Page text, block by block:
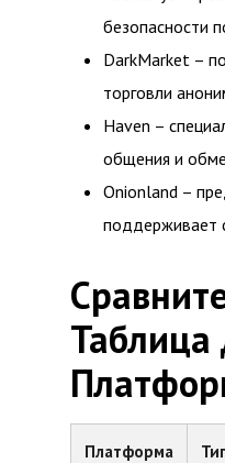
безопасности
DarkMarket –
торговли
Haven –
общения и
Onionland –
поддерживает
Таблица
Платформа